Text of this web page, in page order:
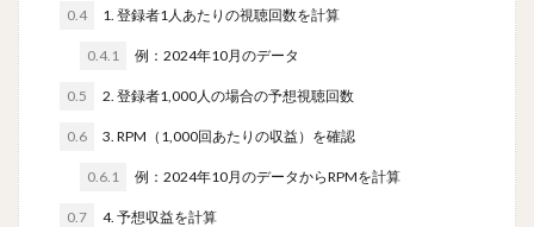
0.4 1. 登録者1人あたりの視聴回数を計算
0.4.1 例：2024年10月のデータ
0.5 2. 登録者1,000人の場合の予想視聴回数
0.6 3. RPM（1,000回あたりの収益）を確認
0.6.1 例：2024年10月のデータからRPMを計算
0.7 4. 予想収益を計算